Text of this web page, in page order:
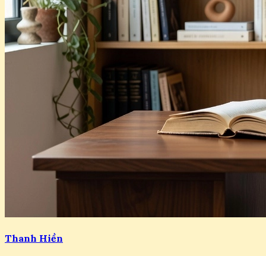
Thanh Hiền